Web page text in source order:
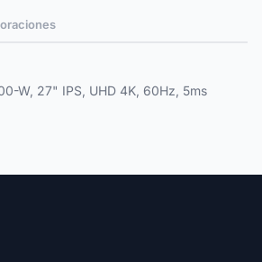
W, 27" IPS, UHD 4K, 60Hz, 5ms